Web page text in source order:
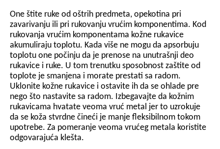
One štite ruke od oštrih predmeta, opekotina pri
zavarivanju ili pri rukovanju vrućim komponentima. Kod
rukovanja vrućim komponentama kožne rukavice
akumuliraju toplotu. Kada više ne mogu da apsorbuju
toplotu one počinju da je prenose na unutrašnji deo
rukavice i ruke. U tom trenutku sposobnost zaštite od
toplote je smanjena i morate prestati sa radom.
Uklonite kožne rukavice i ostavite ih da se ohlade pre
nego što nastavite sa radom. Izbegavajte da kožnim
rukavicama hvatate veoma vruć metal jer to uzrokuje
da se koža stvrdne čineći je manje fleksibilnom tokom
upotrebe. Za pomeranje veoma vrućeg metala koristite
odgovarajuća klešta.